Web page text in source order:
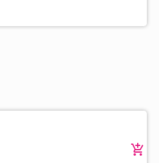
add_shopping_cart